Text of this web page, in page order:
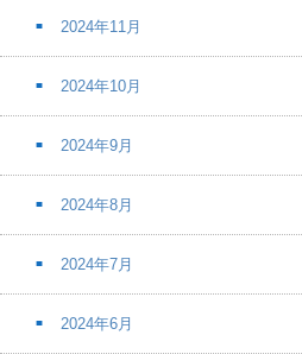
2024年11月
2024年10月
2024年9月
2024年8月
2024年7月
2024年6月